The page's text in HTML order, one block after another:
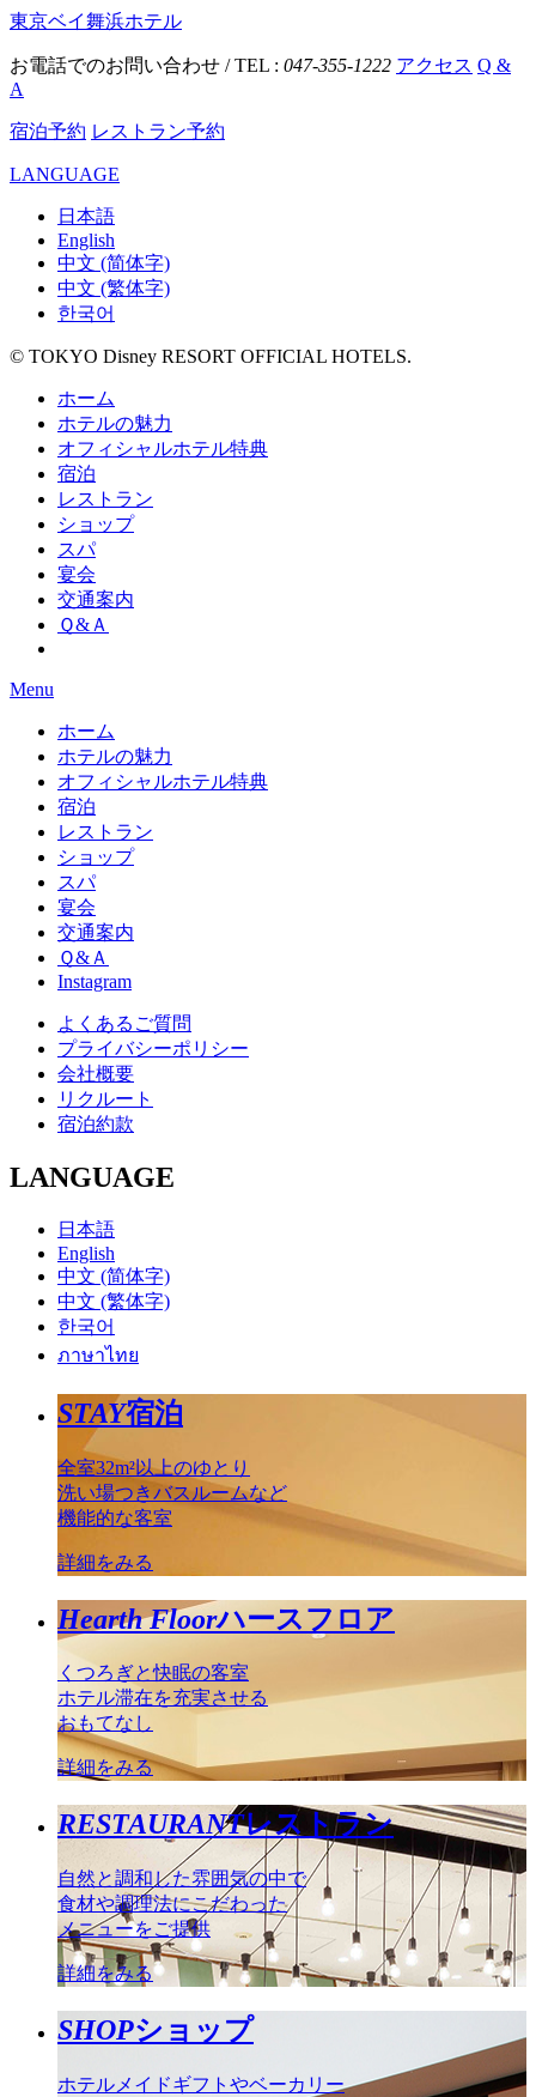
東京ベイ舞浜ホテル
お電話でのお問い合わせ / TEL : 047-355-1222 アクセス Q &
A
宿泊予約 レストラン予約
LANGUAGE
日本語
English
中文 (简体字)
中文 (繁体字)
한국어
© TOKYO Disney RESORT OFFICIAL HOTELS.
ホーム
ホテルの魅力
オフィシャルホテル特典
宿泊
レストラン
ショップ
スパ
宴会
交通案内
Ｑ&Ａ
Menu
ホーム
ホテルの魅力
オフィシャルホテル特典
宿泊
レストラン
ショップ
スパ
宴会
交通案内
Ｑ&Ａ
Instagram
よくあるご質問
プライバシーポリシー
会社概要
リクルート
宿泊約款
LANGUAGE
日本語
English
中文 (简体字)
中文 (繁体字)
한국어
ภาษาไทย
STAY宿泊
全室32m²以上のゆとり
洗い場つきバスルームなど
機能的な客室
詳細をみる
Hearth Floorハースフロア
くつろぎと快眠の客室
ホテル滞在を充実させる
おもてなし
詳細をみる
RESTAURANTレストラン
自然と調和した雰囲気の中で
食材や調理法にこだわった
メニューをご提供
詳細をみる
SHOPショップ
ホテルメイドギフトやベーカリー